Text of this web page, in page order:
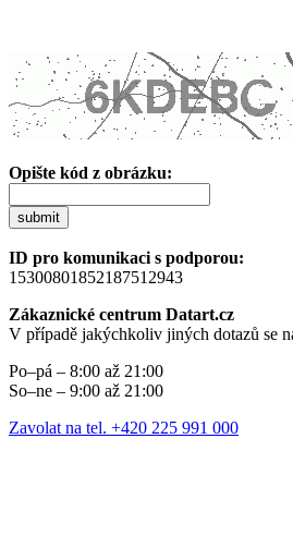
Opište kód z obrázku:
submit
ID pro komunikaci s podporou:
15300801852187512943
Zákaznické centrum Datart.cz
V případě jakýchkoliv jiných dotazů se
Po–pá – 8:00 až 21:00
So–ne – 9:00 až 21:00
Zavolat na tel. +420 225 991 000